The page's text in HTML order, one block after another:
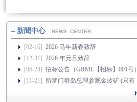
新聞中心 NEWS CENTER
[02-16] 2026 马年新春致辞
[12-31] 2026 年元旦致辞
[06-24] 招标公告（GRML【招标】001号）
[11-21]
所罗门群岛总理参观金岭矿 (只有